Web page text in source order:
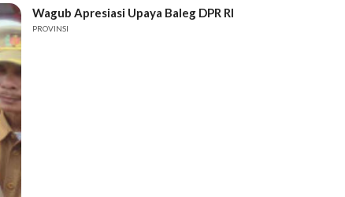
Wagub Apresiasi Upaya Baleg DPR RI
PROVINSI